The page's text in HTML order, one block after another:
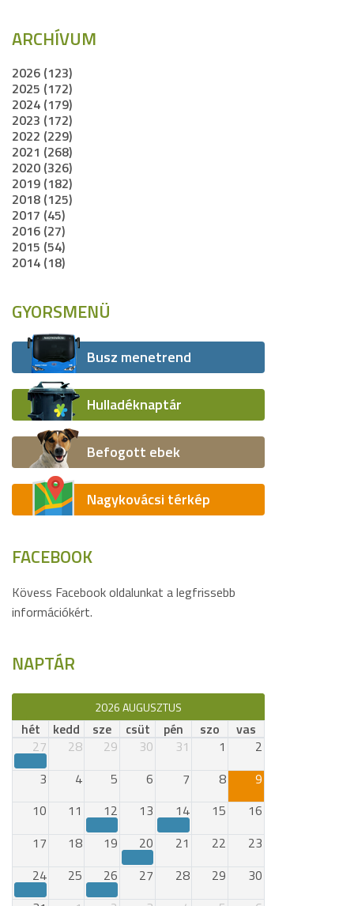
ARCHÍVUM
2026 (123)
2025 (172)
2024 (179)
2023 (172)
2022 (229)
2021 (268)
2020 (326)
2019 (182)
2018 (125)
2017 (45)
2016 (27)
2015 (54)
2014 (18)
GYORSMENÜ
Busz menetrend
Hulladéknaptár
Befogott ebek
Nagykovácsi térkép
FACEBOOK
Kövess Facebook oldalunkat a legfrissebb
információkért.
NAPTÁR
2026 AUGUSZTUS
hét kedd sze csüt pén szo
vas
27
28 29 30 31 1
2
3
4 5 6 7 8
9
10
11 12 13 14 15
16
17
18 19 20 21 22
23
24
25 26 27 28 29
30